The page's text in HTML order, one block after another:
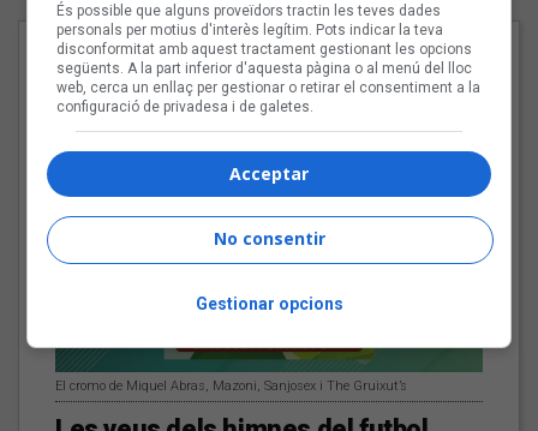
EN PORTADA
El cromo de Miquel Abras, Mazoni, Sanjosex i The Gruixut’s
És possible que alguns proveïdors tractin les teves dades
personals per motius d'interès legítim. Pots indicar la teva
disconformitat amb aquest tractament gestionant les opcions
següents. A la part inferior d'aquesta pàgina o al menú del lloc
web, cerca un enllaç per gestionar o retirar el consentiment a la
configuració de privadesa i de galetes.
Acceptar
No consentir
Gestionar opcions